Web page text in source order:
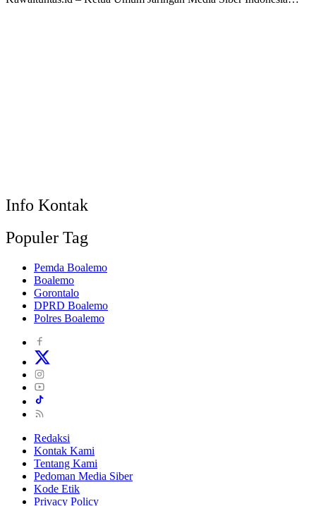
Info Kontak
Populer Tag
Pemda Boalemo
Boalemo
Gorontalo
DPRD Boalemo
Polres Boalemo
Redaksi
Kontak Kami
Tentang Kami
Pedoman Media Siber
Kode Etik
Privacy Policy